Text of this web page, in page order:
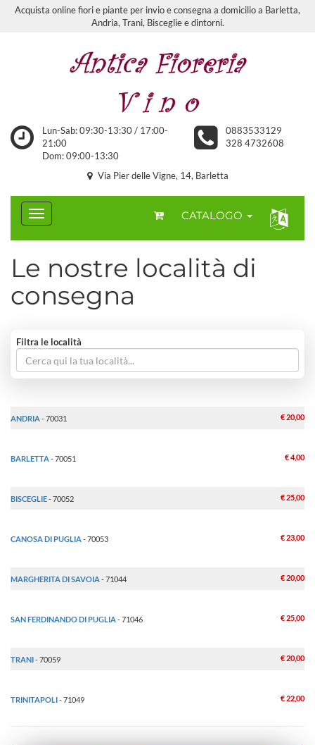
Acquista online fiori e piante per invio e consegna a domicilio a Barletta,
Andria, Trani, Bisceglie e dintorni.
Lun-Sab: 09:30-13:30 / 17:00-
21:00
Dom: 09:00-13:30
0883533129
328 4732608
Via Pier delle Vigne, 14, Barletta
CATALOGO
Le nostre località di
consegna
Filtra le località
ANDRIA- 70031 € 20,00
BARLETTA- 70051 € 4,00
BISCEGLIE- 70052 € 25,00
CANOSA DI PUGLIA- 70053 € 23,00
MARGHERITA DI SAVOIA- 71044 € 20,00
SAN FERDINANDO DI PUGLIA- 71046 € 25,00
TRANI- 70059 € 20,00
TRINITAPOLI- 71049 € 22,00